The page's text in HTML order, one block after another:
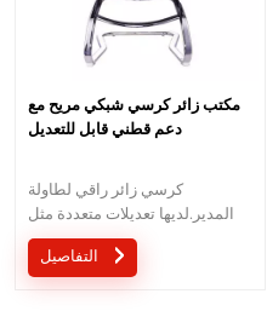
مكتب زائر كرسي شبكي مريح مع
دعم قطني قابل للتعديل
كرسي زائر راقي لطاولة
المدير.لديها تعديلات متعددة مثل
ارتفاع الظهر القابل للتعديل ومسند